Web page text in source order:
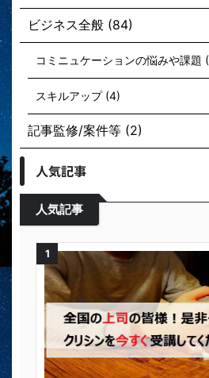
ビジネス全般 (84)
コミニュケーションの悩みや課題
スキルアップ (4)
記事監修/案件等 (2)
人気記事
人気記事
1